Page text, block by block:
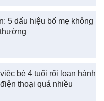
5 dấu hiệu bố mẹ không
bé 4 tuổi rối loạn hành
thoại quá nhiều